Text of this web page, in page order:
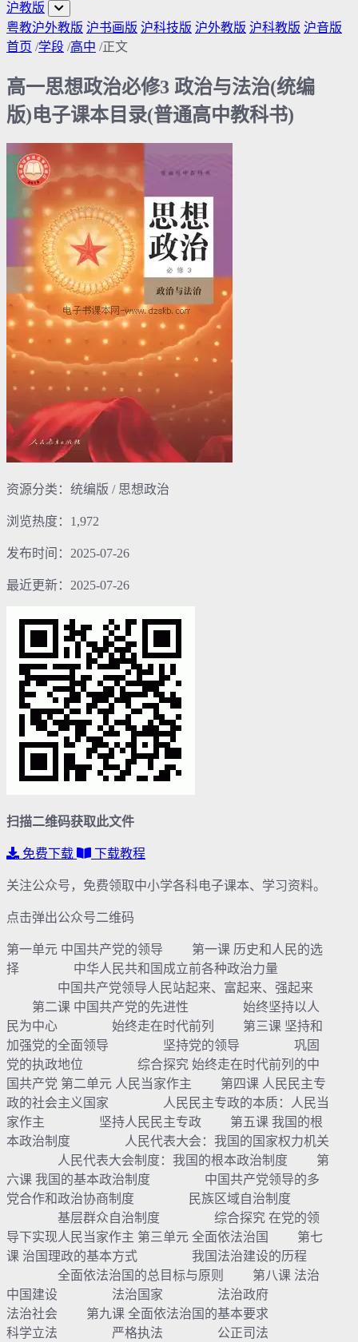
沪教版
粤教沪外教版 沪书画版 沪科技版 沪外教版 沪科教版 沪音版
首页 /学段 /高中 /正文
高一思想政治必修3 政治与法治(统编
版)电子课本目录(普通高中教科书)
资源分类：统编版 / 思想政治
浏览热度：1,972
发布时间：2025-07-26
最近更新：2025-07-26
扫描二维码获取此文件
免费下载 下载教程
关注公众号，免费领取中小学各科电子课本、学习资料。
点击弹出公众号二维码
第一单元 中国共产党的领导 第一课 历史和人民的选
择 中华人民共和国成立前各种政治力量
中国共产党领导人民站起来、富起来、强起来
第二课 中国共产党的先进性 始终坚持以人
民为中心 始终走在时代前列 第三课 坚持和
加强党的全面领导 坚持党的领导 巩固
党的执政地位 综合探究 始终走在时代前列的中
国共产党 第二单元 人民当家作主 第四课 人民民主专
政的社会主义国家 人民民主专政的本质：人民当
家作主 坚持人民民主专政 第五课 我国的根
本政治制度 人民代表大会：我国的国家权力机关
人民代表大会制度：我国的根本政治制度 第
六课 我国的基本政治制度 中国共产党领导的多
党合作和政治协商制度 民族区域自治制度
基层群众自治制度 综合探究 在党的领
导下实现人民当家作主 第三单元 全面依法治国 第七
课 治国理政的基本方式 我国法治建设的历程
全面依法治国的总目标与原则 第八课 法治
中国建设 法治国家 法治政府
法治社会 第九课 全面依法治国的基本要求
科学立法 严格执法 公正司法